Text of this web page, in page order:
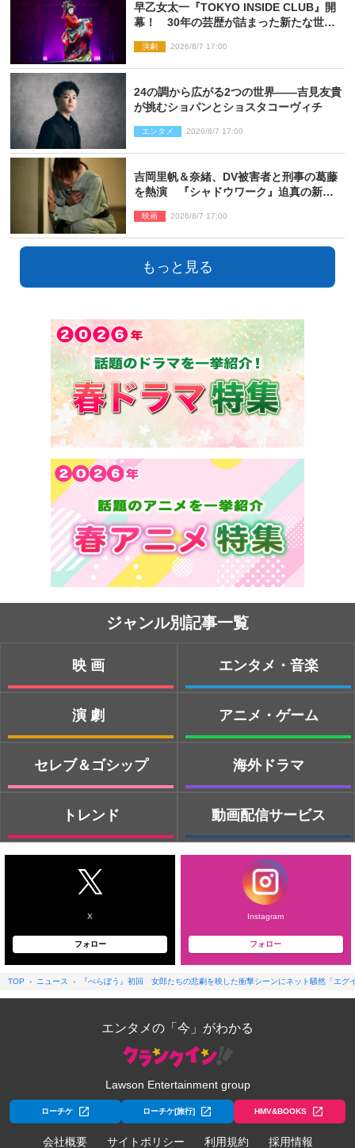
早乙女太一『TOKYO INSIDE CLUB』開
幕！ 30年の芸歴が詰まった新たな世界
演劇 2026/8/7 17:00
24の調から広がる2つの世界――吉見友貴
が挑むショパンとショスタコーヴィチ
エンタメ 2026/8/7 17:00
吉岡里帆＆奈緒、DV被害者と刑事の葛藤
を熱演 『シャドウワーク』迫真の新場
映画 2026/8/7 17:00
もっと見る
ジャンル別記事一覧
映画
演劇
セレブ＆ゴシップ
トレンド
エンタメ・音楽
アニメ・ゲーム
海外ドラマ
動画配信サービス
X
フォロー
Instagram
フォロー
TOP ニュース 『べらぼう』初回 女郎たちの悲劇を映した衝撃シーンにネット騒然「エグ
エンタメの「今」がわかる
Lawson Entertainment group
ローチケ ローチケ[旅行] HMV&BOOKS
会社概要 サイトポリシー 利用規約 採用情報